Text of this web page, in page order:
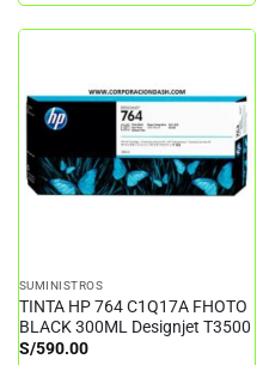
SUMINISTROS
TINTA HP 764 C1Q17A FHOTO
BLACK 300ML Designjet T3500
S/590.00